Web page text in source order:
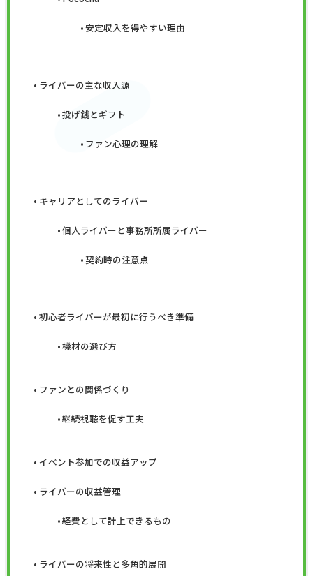
安定収入を得やすい理由
ライバーの主な収入源
投げ銭とギフト
ファン心理の理解
キャリアとしてのライバー
個人ライバーと事務所所属ライバー
契約時の注意点
初心者ライバーが最初に行うべき準備
機材の選び方
ファンとの関係づくり
継続視聴を促す工夫
イベント参加での収益アップ
ライバーの収益管理
経費として計上できるもの
ライバーの将来性と多角的展開